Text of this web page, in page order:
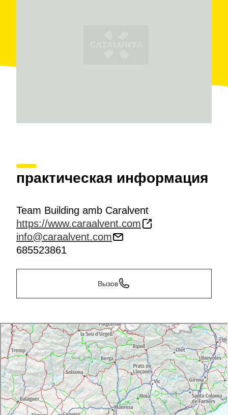
практическая информация
Team Building amb Caralvent
https://www.caraalvent.com
info@caraalvent.com
685523861
Вызов